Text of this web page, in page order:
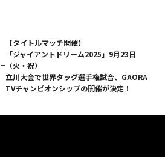
【タイトルマッチ開催】
「ジャイアントドリーム2025」9月23日
（火・祝）
立川大会で世界タッグ選手権試合、GAORA
TVチャンピオンシップの開催が決定！